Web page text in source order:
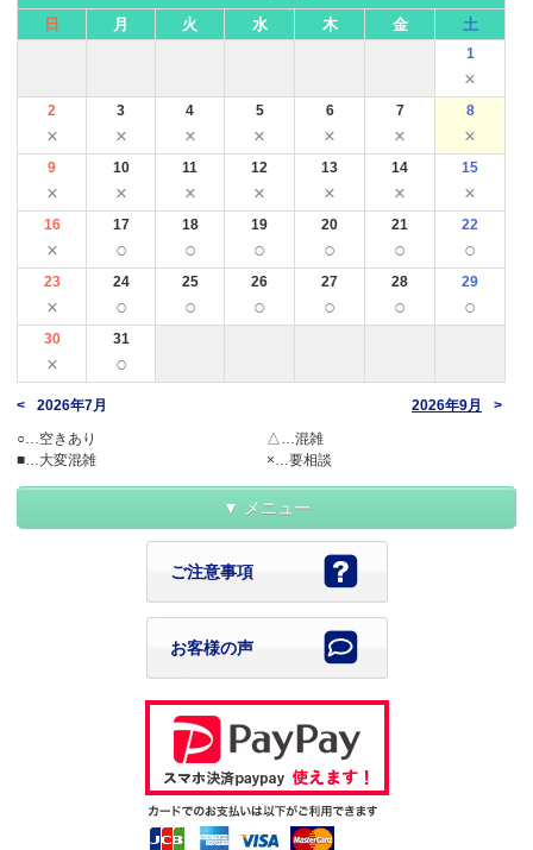
日 月 火 水 木 金 土
1
×
2
×
3
×
4
×
5
×
6
×
7
×
8
×
9
×
10
×
11
×
12
×
13
×
14
×
15
×
16
×
17
○
18
○
19
○
20
○
21
○
22
○
23
×
24
○
25
○
26
○
27
○
28
○
29
○
30
×
31
○
2026年7月
2026年9月
○…空きあり
△…混雑
■…大変混雑
×…要相談
メニュー
ご注意事項
お客様の声